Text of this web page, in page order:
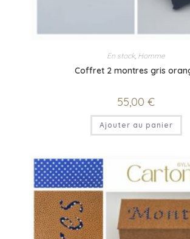
En stock, Homme
Coffret 2 montres gris
55,00 €
Ajouter au panier